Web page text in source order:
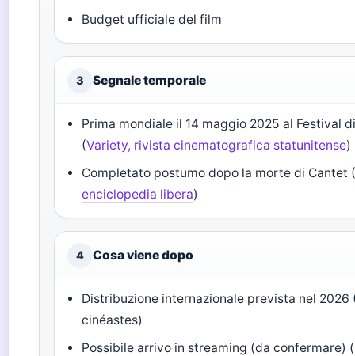
Budget ufficiale del film
3 Segnale temporale
Prima mondiale il 14 maggio 2025 al Festival
(Variety, rivista cinematografica statunitense)
Completato postumo dopo la morte di Cantet
enciclopedia libera)
4 Cosa viene dopo
Distribuzione internazionale prevista nel 2026
cinéastes)
Possibile arrivo in streaming (da confermare)